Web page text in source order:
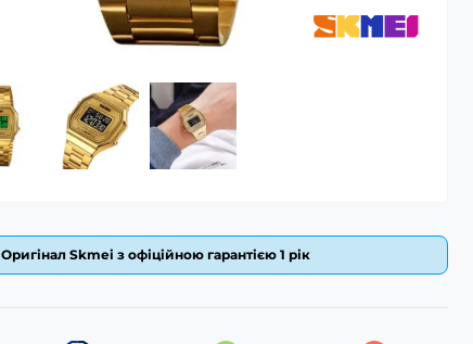
Оригінал Skmei з офіційною гарантією 1 рік